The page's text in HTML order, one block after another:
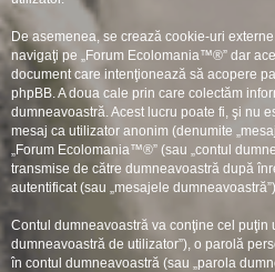
De asemenea, se crează cookie-uri
navigaţi pe „Forum Ecolomania™®” dar
document care intenţionează să acopere
phpBB. A doua cale prin care colectăm
dumneavoastră. Acest lucru poate fi, şi nu
mesaj ca utilizator anonim (denumite
„Forum Ecolomania™®” (sau „contul
transmise de către dumneavoastră după
autentificat (sau „mesajele
Contul dumneavoastră va conţine cel puţin
dumneavoastră de utilizator”), o parolă
în contul dumneavoastră (sau „parola